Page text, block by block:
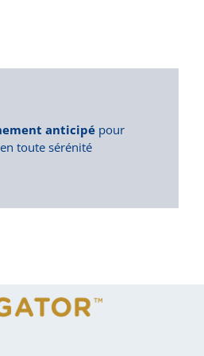
anticipépour
toute sérénité